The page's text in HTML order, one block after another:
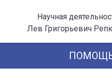
Научная
Лев Григорьевич